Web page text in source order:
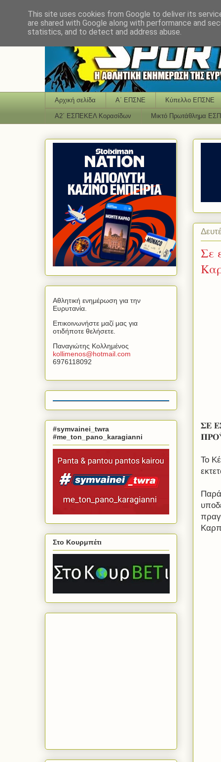
Αρχική σελίδα Α΄ ΕΠΣΝΕ Κύπελλο ΕΠΣΝΕ
Α2΄ ΕΣΠΕΚΕΛ Κορασίδων Μικτό Πρωτάθλημα
Σε
𝚺𝚬
Το
Αθλητική ενημέρωση για την
Ευρυτανία.
Επικοινωνήστε μαζί μας για
οτιδήποτε θελήσετε.
Παναγιώτης Κολλημένος
kollimenos@hotmail com
6976118092
#symvainei_twra
#me_ton_pano_karagianni
Στο Κουρμπέτι
This site uses cookies from Google to deliver its
are shared with Google along with performance and
statistics, and to detect and address abuse.